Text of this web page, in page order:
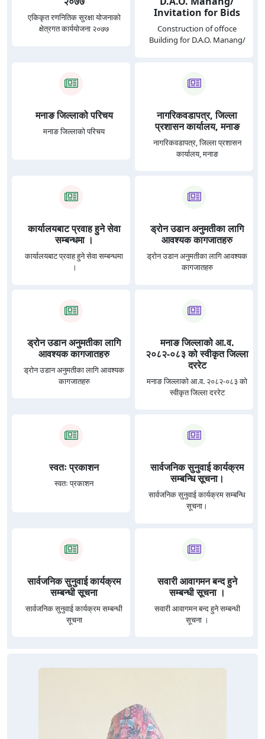
एकिकृत रणनितिक सुरक्षा योजनाको
क्षेत्रगत कार्ययोजना २०७७
Invitation for Bids
Construction of offoce
Building for D.A.O. Manang/
मनाङ जिल्लाको परिचय
मनाङ जिल्लाको परिचय
नागरिकवडापत्र, जिल्ला
प्रशासन कार्यालय, मनाङ
नागरिकवडापत्र, जिल्ला प्रशासन
कार्यालय, मनाङ
कार्यालयबाट प्रवाह हुने सेवा
सम्बन्धमा ।
कार्यालयबाट प्रवाह हुने सेवा सम्बन्धमा
।
ड्रोन उडान अनुमतीका लागि
आवश्यक कागजातहरु
ड्रोन उडान अनुमतीका लागि आवश्यक
कागजातहरु
ड्रोन उडान अनुमतीका लागि
आवश्यक कागजातहरु
ड्रोन उडान अनुमतीका लागि आवश्यक
कागजातहरु
मनाङ जिल्लाको आ.व.
२०८२-०८३ को स्वीकृत जिल्ला
दररेट
मनाङ जिल्लाको आ.व. २०८२-०८३ को
स्वीकृत जिल्ला दररेट
स्वतः प्रकाशन
स्वतः प्रकाशन
सार्वजनिक सुनुवाई कार्यक्रम
सम्बन्धि सूचना।
सार्वजनिक सुनुवाई कार्यक्रम सम्बन्धि
सूचना।
सार्वजनिक सुनुवाई कार्यक्रम
सम्बन्धी सूचना
सार्वजनिक सुनुवाई कार्यक्रम सम्बन्धी
सूचना
सवारी आवागमन बन्द हुने
सम्बन्धी सूचना ।
सवारी आवागमन बन्द हुने सम्बन्धी
सूचना ।